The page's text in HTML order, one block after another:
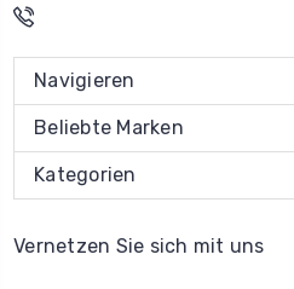
Navigieren
Beliebte Marken
Kategorien
Vernetzen Sie sich mit uns